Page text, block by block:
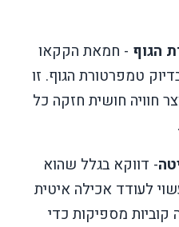
הגוף - חמאת הקקאו
מעלות, בדיוק טמפרטורת הגוף. זו
חוויה חושית חזקה כל
.
- דווקא בגלל שהוא
לעודד אכילה איטית
קוביות מספיקות כדי